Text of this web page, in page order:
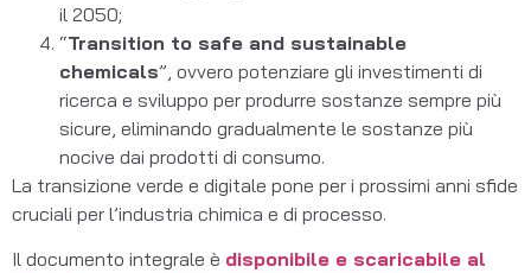
il 2050;
“Transition to safe and sustainable
chemicals”, ovvero potenziare gli investimenti di
ricerca e sviluppo per produrre sostanze sempre più
sicure, eliminando gradualmente le sostanze più
nocive dai prodotti di consumo.
La transizione verde e digitale pone per i prossimi anni sfide
cruciali per l’industria chimica e di processo.
Il documento integrale è disponibile e scaricabile al